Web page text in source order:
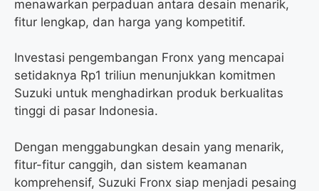
menawarkan perpaduan antara desain menarik,
fitur lengkap, dan harga yang kompetitif.
Investasi pengembangan Fronx yang mencapai
setidaknya Rp1 triliun menunjukkan komitmen
Suzuki untuk menghadirkan produk berkualitas
tinggi di pasar Indonesia.
Dengan menggabungkan desain yang menarik,
fitur-fitur canggih, dan sistem keamanan
komprehensif, Suzuki Fronx siap menjadi pesaing